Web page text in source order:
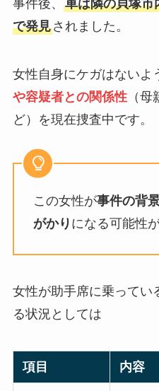
事件後、 車は隣の貝塚市
で発見されました。
女性自身にケガはないよ
や容疑者との関係性（母
ど）を現在捜査中です。
この女性が事件の背
がかり になる可能性
女性が助手席に乗ってい
る状況としては
項目 内容